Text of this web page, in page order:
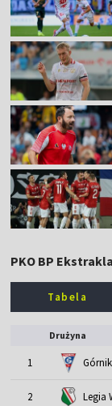
PKO BP
Tabela
Drużyna
1
2 Legia